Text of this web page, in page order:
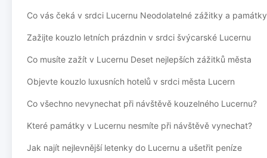
Co vás čeká v srdci Lucernu Neodolatelné zážitky a památky
Zažijte kouzlo letních prázdnin v srdci švýcarské Lucernu
Co musíte zažít v Lucernu Deset nejlepších zážitků města
Objevte kouzlo luxusních hotelů v srdci města Lucern
Co všechno nevynechat při návštěvě kouzelného Lucernu?
Které památky v Lucernu nesmíte při návštěvě vynechat?
Jak najít nejlevnější letenky do Lucernu a ušetřit peníze